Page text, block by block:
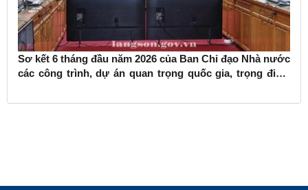
Sơ kết 6 tháng đầu năm 2026 của Ban Chỉ đạo Nhà nước
các công trình, dự án quan trọng quốc gia, trọng điểm